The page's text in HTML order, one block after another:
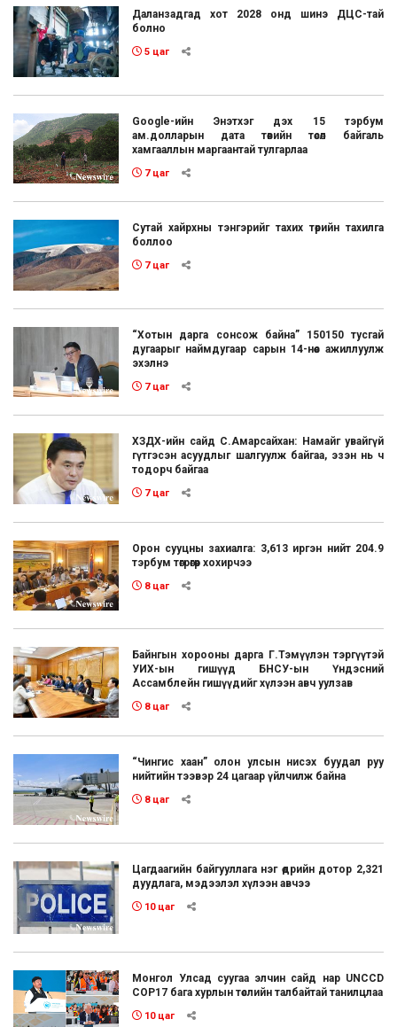
Даланзадгад хот 2028 онд шинэ ДЦС-тай
болно
5 цаг
Google-ийн Энэтхэг дэх 15 тэрбум
ам.долларын дата төвийн төсөл байгаль
хамгааллын маргаантай тулгарлаа
7 цаг
Сутай хайрхны тэнгэрийг тахих төрийн тахилга
боллоо
7 цаг
“Хотын дарга сонсож байна” 150150 тусгай
дугаарыг наймдугаар сарын 14-нөөс ажиллуулж
эхэлнэ
7 цаг
ХЗДХ-ийн сайд С.Амарсайхан: Намайг увайгүй
гүтгэсэн асуудлыг шалгуулж байгаа, эзэн нь ч
тодорч байгаа
7 цаг
Орон сууцны захиалга: 3,613 иргэн нийт 204.9
тэрбум төгрөгөөр хохирчээ
8 цаг
Байнгын хорооны дарга Г.Тэмүүлэн тэргүүтэй
УИХ-ын гишүүд БНСУ-ын Үндэсний
Ассамблейн гишүүдийг хүлээн авч уулзав
8 цаг
“Чингис хаан” олон улсын нисэх буудал руу
нийтийн тээвэр 24 цагаар үйлчилж байна
8 цаг
Цагдаагийн байгууллага нэг өдрийн дотор 2,321
дуудлага, мэдээлэл хүлээн авчээ
10 цаг
Монгол Улсад суугаа элчин сайд нар UNCCD
COP17 бага хурлын төслийн талбайтай танилцлаа
10 цаг